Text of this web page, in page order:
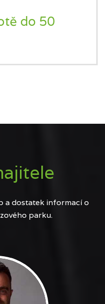
do 50
a dostatek informací o
parku.